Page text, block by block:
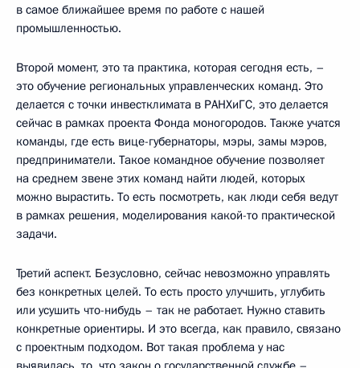
в самое ближайшее время по работе с нашей
промышленностью.
Второй момент, это та практика, которая сегодня есть, –
это обучение региональных управленческих команд. Это
делается с точки инвестклимата в РАНХиГС, это делается
сейчас в рамках проекта Фонда моногородов. Также учатся
команды, где есть вице-губернаторы, мэры, замы мэров,
предприниматели. Такое командное обучение позволяет
на среднем звене этих команд найти людей, которых
можно вырастить. То есть посмотреть, как люди себя ведут
в рамках решения, моделирования какой-то практической
задачи.
Третий аспект. Безусловно, сейчас невозможно управлять
без конкретных целей. То есть просто улучшить, углубить
или усушить что-нибудь – так не работает. Нужно ставить
конкретные ориентиры. И это всегда, как правило, связано
с проектным подходом. Вот такая проблема у нас